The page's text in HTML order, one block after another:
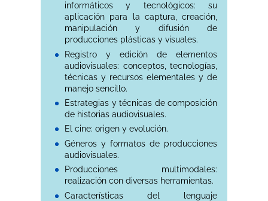
informáticos y tecnológicos: su
aplicación para la captura, creación,
manipulación y difusión de
producciones plásticas y visuales.
Registro y edición de elementos
audiovisuales: conceptos, tecnologías,
técnicas y recursos elementales y de
manejo sencillo.
Estrategias y técnicas de composición
de historias audiovisuales.
El cine: origen y evolución.
Géneros y formatos de producciones
audiovisuales.
Producciones multimodales:
realización con diversas herramientas.
Características del lenguaje